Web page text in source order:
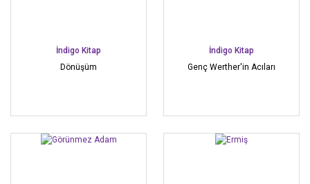
İndigo Kitap
Dönüşüm
İndigo Kitap
Genç Werther'in Acıları